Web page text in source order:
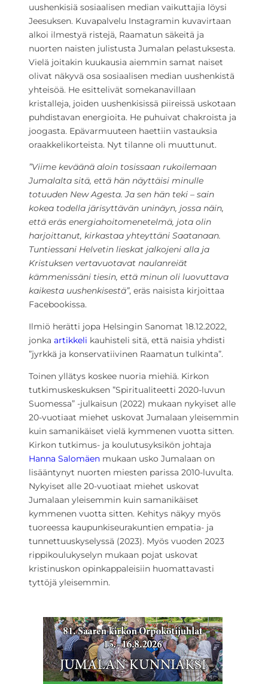
uushenkisiä sosiaalisen median vaikuttajia löysi
Jeesuksen. Kuvapalvelu Instagramin kuvavirtaan
alkoi ilmestyä ristejä, Raamatun säkeitä ja
nuorten naisten julistusta Jumalan pelastuksesta.
Vielä joitakin kuukausia aiemmin samat naiset
olivat näkyvä osa sosiaalisen median uushenkistä
yhteisöä. He esittelivät somekanavillaan
kristalleja, joiden uushenkisissä piireissä uskotaan
puhdistavan energioita. He puhuivat chakroista ja
joogasta. Epävarmuuteen haettiin vastauksia
oraakkelikorteista. Nyt tilanne oli muuttunut.
”Viime keväänä aloin tosissaan rukoilemaan
Jumalalta sitä, että hän näyttäisi minulle
totuuden New Agesta. Ja sen hän teki – sain
kokea todella järisyttävän uninäyn, jossa näin,
että eräs energiahoitomenetelmä, jota olin
harjoittanut, kirkastaa yhteyttäni Saatanaan.
Tuntiessani Helvetin lieskat jalkojeni alla ja
Kristuksen vertavuotavat naulanreiät
kämmenissäni tiesin, että minun oli luovuttava
kaikesta uushenkisestä”, eräs naisista kirjoittaa
Facebookissa.
Ilmiö herätti jopa Helsingin Sanomat 18.12.2022,
jonka artikkeli kauhisteli sitä, että naisia yhdisti
”jyrkkä ja konservatiivinen Raamatun tulkinta”.
Toinen yllätys koskee nuoria miehiä. Kirkon
tutkimuskeskuksen ”Spiritualiteetti 2020-luvun
Suomessa” -julkaisun (2022) mukaan nykyiset alle
20-vuotiaat miehet uskovat Jumalaan yleisemmin
kuin samanikäiset vielä kymmenen vuotta sitten.
Kirkon tutkimus- ja koulutusyksikön johtaja
Hanna Salomäen mukaan usko Jumalaan on
lisääntynyt nuorten miesten parissa 2010-luvulta.
Nykyiset alle 20-vuotiaat miehet uskovat
Jumalaan yleisemmin kuin samanikäiset
kymmenen vuotta sitten. Kehitys näkyy myös
tuoreessa kaupunkiseurakuntien empatia- ja
tunnettuuskyselyssä (2023). Myös vuoden 2023
rippikoulukyselyn mukaan pojat uskovat
kristinuskon opinkappaleisiin huomattavasti
tyttöjä yleisemmin.